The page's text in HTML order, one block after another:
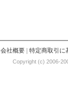
会社概要| 特定商取引に
Copyright (c) 2006-